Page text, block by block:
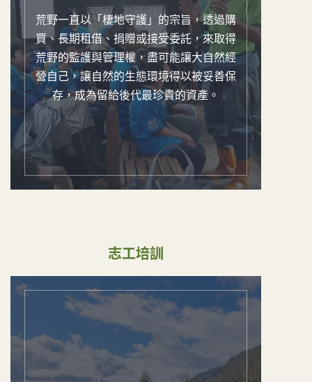
荒野一直以「棲地守護」的宗旨，透過購
買、長期租借、捐贈或接受委託，來取得
荒野的監護與管理權，盡可能讓大自然經
營自己，讓自然的生態環境得以被妥善保
存，成為留給後代最珍貴的資產。
志工培訓